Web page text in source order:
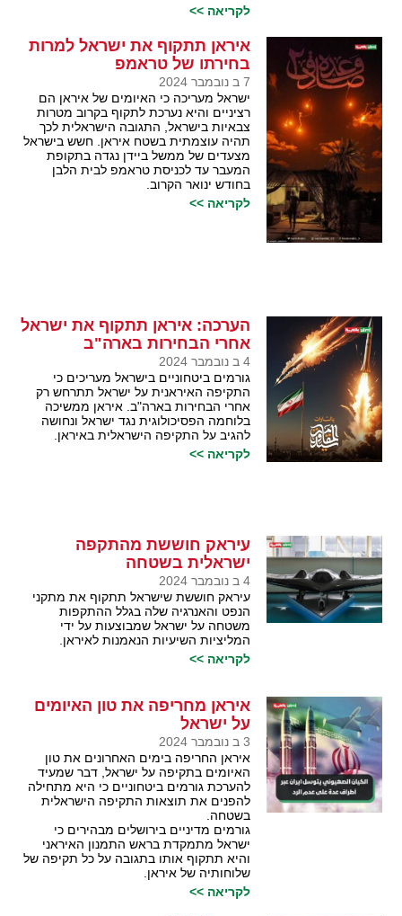
לקריאה >>
איראן תתקוף את ישראל למרות
בחירתו של טראמפ
7 ב נובמבר 2024
ישראל מעריכה כי האיומים של איראן הם
רציניים והיא נערכת לתקוף בקרוב מטרות
צבאיות בישראל, התגובה הישראלית לכך
תהיה עוצמתית בשטח איראן. חשש בישראל
מצעדים של ממשל ביידן נגדה בתקופת
המעבר עד לכניסת טראמפ לבית הלבן
בחודש ינואר הקרוב.
לקריאה >>
הערכה: איראן תתקוף את ישראל
אחרי הבחירות בארה"ב
4 ב נובמבר 2024
גורמים ביטחוניים בישראל מעריכים כי
התקיפה האיראנית על ישראל תתרחש רק
אחרי הבחירות בארה"ב. איראן ממשיכה
בלוחמה הפסיכולוגית נגד ישראל ונחושה
להגיב על התקיפה הישראלית באיראן.
לקריאה >>
עיראק חוששת מהתקפה
ישראלית בשטחה
4 ב נובמבר 2024
עיראק חוששת שישראל תתקוף את מתקני
הנפט והאנרגיה שלה בגלל ההתקפות
משטחה על ישראל שמבוצעות על ידי
המליציות השיעיות הנאמנות לאיראן.
לקריאה >>
איראן מחריפה את טון האיומים
על ישראל
3 ב נובמבר 2024
איראן החריפה בימים האחרונים את טון
האיומים בתקיפה על ישראל, דבר שמעיד
להערכת גורמים ביטחוניים כי היא מתחילה
להפנים את תוצאות התקיפה הישראלית
בשטחה.
גורמים מדיניים בירושלים מבהירים כי
ישראל מתמקדת בראש התמנון האיראני
והיא תתקוף אותו בתגובה על כל תקיפה של
שלוחותיה של איראן.
לקריאה >>